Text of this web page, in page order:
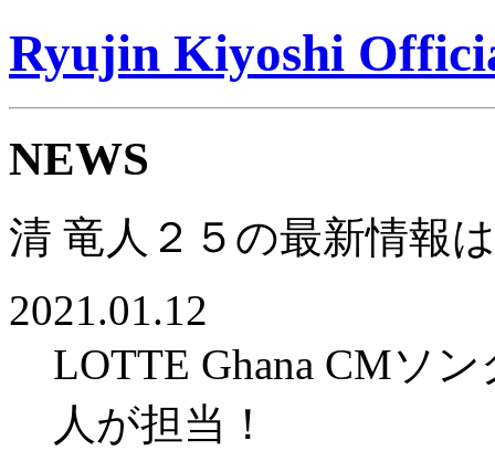
Ryujin Kiyoshi
NEWS
清 竜人２５の最新情報
2021.01.12
LOTTE Ghana CMソ
人が担当！